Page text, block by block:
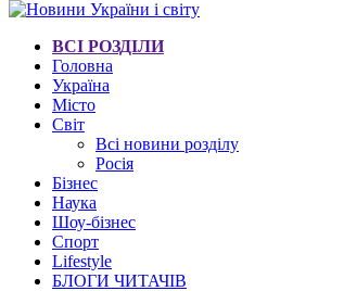
ВСІ РОЗДІЛИ
Головна
Україна
Місто
Світ
Всі новини розділу
Росія
Бізнес
Наука
Шоу-бізнес
Спорт
Lifestyle
БЛОГИ ЧИТАЧІВ